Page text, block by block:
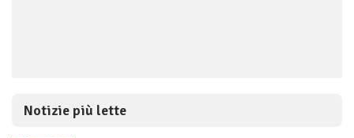
Notizie più lette